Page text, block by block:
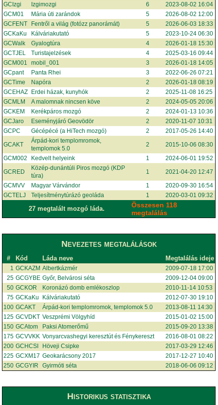
GCIzgi
Izgimozgi 6
2023-08-02 16:04
GCM01
Mária úti zarándok 5
2026-08-02 12:00
GCFENT
Fentről a világ (fotózz panorámát) 5
2026-06-03 18:33
GCKaKu
Kálváriakutató 5
2023-10-24 06:30
GCWalk
Gyalogtúra 4
2026-01-18 15:30
GCTJEL
Turistajelzések 4
2025-03-16 09:44
GCM001
mobil_001 3
2026-01-18 14:05
GCpant
Panta Rhei 3
2022-06-26 07:21
GCTime
Napóra 2
2026-01-18 08:19
GCEHAZ Erdei házak, kunyhók 2
2025-11-08 16:25
GCMLM
A malomnak nincsen köve 2
2024-05-05 20:06
GCKEM
Kerékpáros mozgó 2
2024-01-13 10:36
GCJaro
Eseményjáró Geovödör 2
2020-11-07 10:31
GCPC
Gécépécé (a HiTech mozgó) 2
2017-05-26 14:40
GCAKT
Árpád-kori templomromok,
templomok 5.0
2
2015-10-06 08:30
GCM002
Kedvelt helyeink 1
2024-06-01 19:52
GCRED
Közép-dunántúli Piros mozgó (KDP
túra)
1
2021-04-20 12:47
GCMVV
Magyar Várvándor 1
2020-09-30 16:54
GCTELJ
Teljesítménytúrázó geoláda 1 2020-03-01 09:32
27 megtalált mozgó láda.
Összesen 118
megtalálás
Nevezetes megtalálások
# Kód Láda neve Megtalálás ideje
1 GCKAZM Albertkázmér
2009-07-18 17:00
25 GCGYBE Győr, Belvárosi séta
2009-12-04 09:00
50 GCKOR Koronázó domb emlékoszlop
2010-11-14 10:53
75 GCKaKu Kálváriakutató
2012-07-30 19:10
100 GCAKT Árpád-kori templomromok, templomok 5.0
2013-08-11 14:30
125 GCVDKT Veszprémi Völgyhíd
2015-01-02 15:00
150 GCAtom Paksi Atomerőmű
2015-09-20 13:38
175 GCVVKK Vonyarcvashegyi keresztút és Fénykereszt
2016-08-01 08:22
200 GCHCSI Höveji Csipke
2017-03-29 12:46
225 GCXM17 Geokarácsony 2017
2017-12-27 10:40
250 GCGYIR Gyirmóti séta 2018-06-06 09:12
Historikus statisztika